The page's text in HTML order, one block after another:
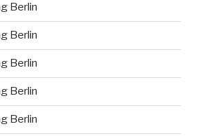
Berlin
Berlin
Berlin
Berlin
Berlin